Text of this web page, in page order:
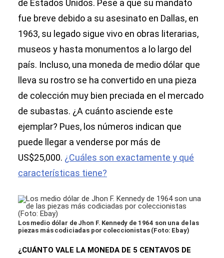
de Estados Unidos. Pese a que su mandato
fue breve debido a su asesinato en Dallas, en
1963, su legado sigue vivo en obras literarias,
museos y hasta monumentos a lo largo del
país. Incluso, una moneda de medio dólar que
lleva su rostro se ha convertido en una pieza
de colección muy bien preciada en el mercado
de subastas. ¿A cuánto asciende este
ejemplar? Pues, los números indican que
puede llegar a venderse por más de
US$25,000. ¿Cuáles son exactamente y qué
características tiene?
Los medio dólar de Jhon F. Kennedy de 1964 son una de las
piezas más codiciadas por coleccionistas (Foto: Ebay)
¿CUÁNTO VALE LA MONEDA DE 5 CENTAVOS DE